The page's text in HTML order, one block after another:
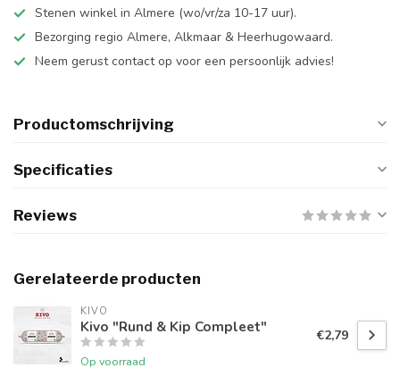
Stenen winkel in Almere (wo/vr/za 10-17 uur).
Bezorging regio Almere, Alkmaar & Heerhugowaard.
Neem gerust contact op voor een persoonlijk advies!
Productomschrijving
Specificaties
Reviews
Gerelateerde producten
KIVO
Kivo "Rund & Kip Compleet"
Op voorraad
€2,79